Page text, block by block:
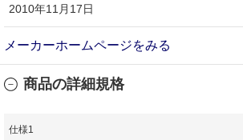
2010年11月17日
メーカーホームページをみる
商品の詳細規格
仕様1